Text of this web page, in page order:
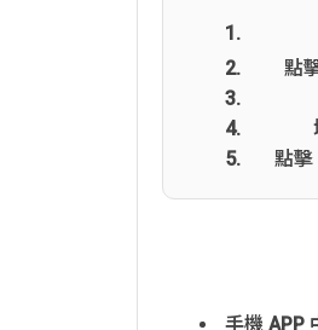
點
點擊
手機 APP